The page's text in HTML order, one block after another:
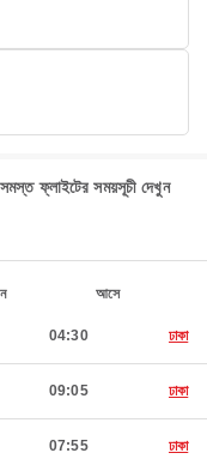
ফ্লাইটের সময়সূচী দেখুন
আসে
04:30 ঢাকা
09:05 ঢাকা
07:55 ঢাকা